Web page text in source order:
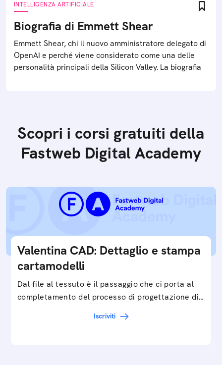
INTELLIGENZA ARTIFICIALE
Biografia di Emmett Shear
Emmett Shear, chi il nuovo amministratore delegato di
OpenAI e perché viene considerato come una delle
personalità principali della Silicon Valley. La biografia
Scopri i corsi gratuiti della
Fastweb Digital Academy
Valentina CAD: Dettaglio e stampa
cartamodelli
Dal file al tessuto è il passaggio che ci porta al
completamento del processo di progettazione di
Iscriviti